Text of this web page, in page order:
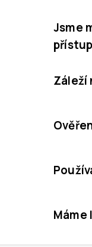
Jsme
Záleží
Máme